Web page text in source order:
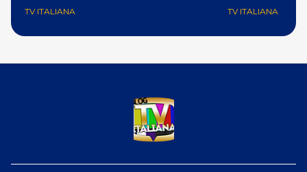
TV ITALIANA TV ITALIANA